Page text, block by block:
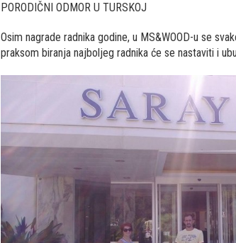
PORODIČNI ODMOR U TURSKOJ
Osim nagrade radnika godine, u MS&WOOD-u se
praksom biranja najboljeg radnika će se nastaviti i